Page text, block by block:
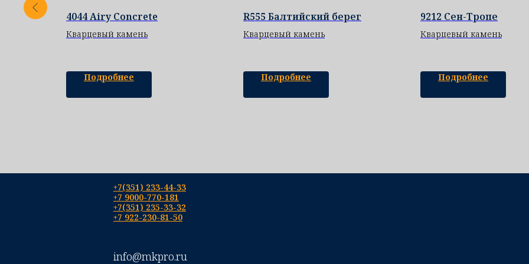
002 4044 Airy Concrete
Кварцевый камень
Подробнее
R555 Балтийский берег
Кварцевый камень
Подробнее
9212 Сен-Тропе
Кварцевый камень
Подробнее
+7(351) 233-44-33
+7 9000-770-181
+7(351) 235-33-32
+7 922-230-81-50
info@mkpro.ru